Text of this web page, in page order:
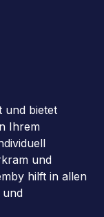
und bietet
Ihrem
und
hilft in allen
und